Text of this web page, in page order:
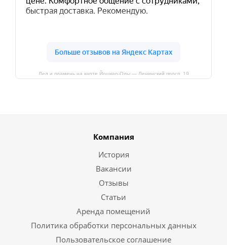
Лед и пламень на карте Йошкар‑Олы — Ленинский просп.,19
Компания
История
Вакансии
Отзывы
Статьи
Аренда помещений
Политика обработки персональных данных
Пользовательское соглашение